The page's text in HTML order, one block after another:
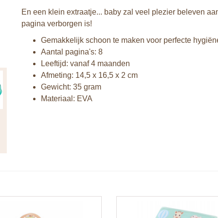
En een klein extraatje... baby zal veel plezier beleven
pagina verborgen is!
Gemakkelijk schoon te maken voor perfecte
Aantal pagina's: 8
Leeftijd: vanaf 4 maanden
Afmeting: 14,5 x 16,5 x 2 cm
Gewicht: 35 gram
Materiaal: EVA